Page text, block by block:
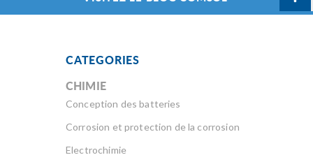
CATEGORIES
CHIMIE
Conception des batteries
Corrosion et protection de la corrosion
Electrochimie